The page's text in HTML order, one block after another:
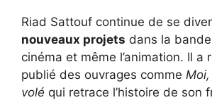
Riad Sattouf continue de se
nouveaux projets dans la
cinéma et même l’animation. Il a
publié des ouvrages comme
volé qui retrace l’histoire de son